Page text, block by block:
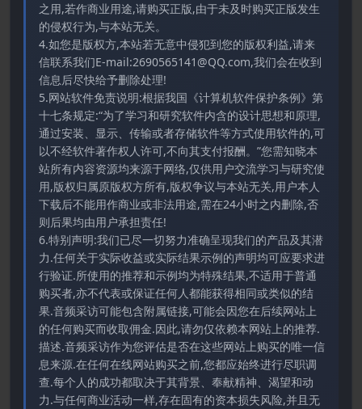
之用,若作商业用途,请购买正版,由于未及时购买正版发生
的侵权行为,与本站无关。
4.如您是版权方,本站若无意中侵犯到您的版权利益,请来
信联系我们E-mail:2690565141@QQ.com,我们会在收到
信息后尽快给予删除处理!
5.网站软件免责说明:根据我国《计算机软件保护条例》第
十七条规定:“为了学习和研究软件内含的设计思想和原理,
通过安装、显示、传输或者存储软件等方式使用软件的,可
以不经软件著作权人许可,不向其支付报酬。”您需知晓本
站所有内容资源均来源于网络,仅供用户交流学习与研究使
用,版权归属原版权方所有,版权争议与本站无关,用户本人
下载后不能用作商业或非法用途,需在24小时之内删除,否
则后果均由用户承担责任!
6.特别声明:我们已尽一切努力准确呈现我们的产品及其潜
力.任何关于实际收益或实际结果示例的声明均可应要求进
行验证.所使用的推荐和示例均为特殊结果,不适用于普通
购买者,亦不代表或保证任何人都能获得相同或类似的结
果.音频采访可能包含附属链接,可能会因您在后续网站上
的任何购买而收取佣金.因此,请勿仅依赖本网站上的推荐.
描述.音频采访作为您评估是否在这些网站上购买的唯一信
息来源.在任何在线网站购买之前,您都应始终进行尽职调
查.每个人的成功都取决于其背景、奉献精神、渴望和动
力.与任何商业活动一样,存在固有的资本损失风险,并且无